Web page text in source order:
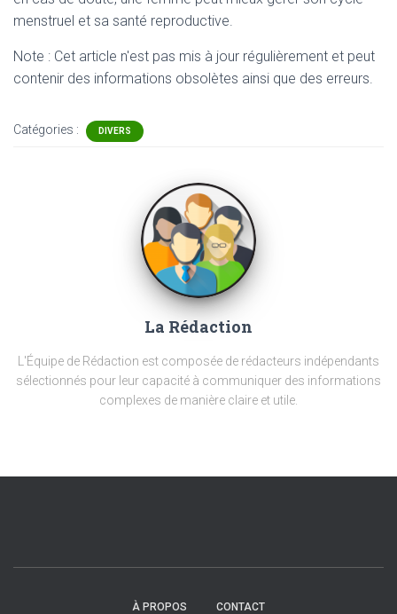
menstruel et sa santé reproductive.
Note : Cet article n'est pas mis à jour régulièrement et peut
contenir des informations obsolètes ainsi que des erreurs.
Catégories : DIVERS
La Rédaction
L'Équipe de Rédaction est composée de rédacteurs indépendants
sélectionnés pour leur capacité à communiquer des informations
complexes de manière claire et utile.
À PROPOS CONTACT